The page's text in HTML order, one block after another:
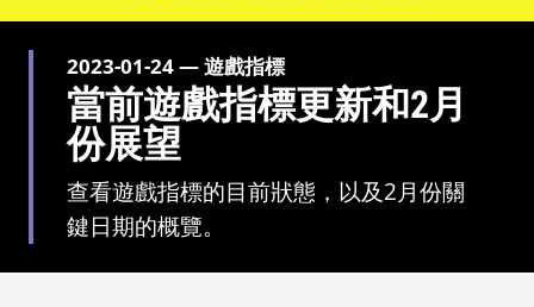
2023-01-24 — 遊戲指標
當前遊戲指標更新和2月
份展望
查看遊戲指標的目前狀態，以及2月份關
鍵日期的概覽。